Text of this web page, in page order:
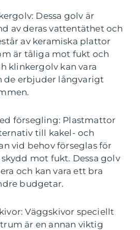
Dessa golv är
av deras vattentäthet och
av keramiska plattor
är tåliga mot fukt och
klinkergolv kan vara
de erbjuder långvarigt
försegling: Plastmattor
till kakel- och
vid behov förseglas för
mot fukt. Dessa golv
och kan vara ett bra
budgetar.
Väggskivor speciellt
är en annan viktig